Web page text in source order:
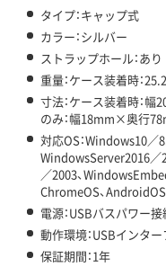
タイプ：キャップ式
カラー：シルバー
ストラップホール：あり
重量：ケース装着時：
寸法：ケース装着時：
のみ：幅18mm×奥行
対応OS：Windows10／
WindowsServer2016／
／2003、
ChromeOS、
電源：USBバスパワー接
動作環境：USBインタ
保証期間：1年